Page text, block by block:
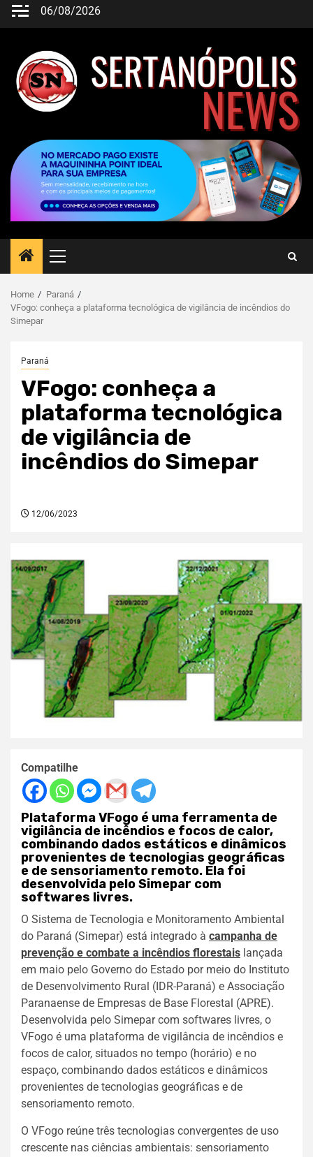
06/08/2026
Home
Paraná
VFogo: conheça a plataforma tecnológica de vigilância de incêndios do
Simepar
Paraná
VFogo: conheça a
plataforma tecnológica
de vigilância de
incêndios do Simepar
12/06/2023
Compatilhe
Plataforma VFogo é uma ferramenta de
vigilância de incêndios e focos de calor,
combinando dados estáticos e dinâmicos
provenientes de tecnologias geográficas
e de sensoriamento remoto. Ela foi
desenvolvida pelo Simepar com
softwares livres.
O Sistema de Tecnologia e Monitoramento Ambiental
do Paraná (Simepar) está integrado à campanha de
prevenção e combate a incêndios florestais lançada
em maio pelo Governo do Estado por meio do Instituto
de Desenvolvimento Rural (IDR-Paraná) e Associação
Paranaense de Empresas de Base Florestal (APRE).
Desenvolvida pelo Simepar com softwares livres, o
VFogo é uma plataforma de vigilância de incêndios e
focos de calor, situados no tempo (horário) e no
espaço, combinando dados estáticos e dinâmicos
provenientes de tecnologias geográficas e de
sensoriamento remoto.
O VFogo reúne três tecnologias convergentes de uso
crescente nas ciências ambientais: sensoriamento